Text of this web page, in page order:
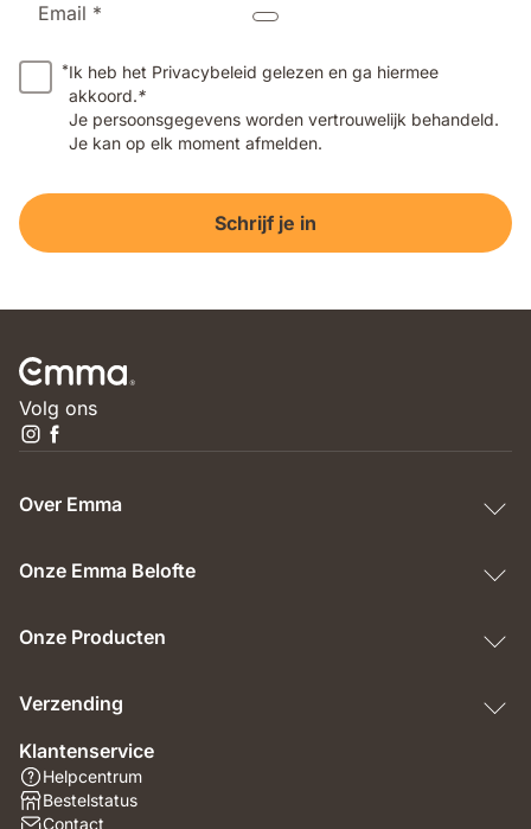
Email *
*Ik heb het Privacybeleid gelezen en ga hiermee
akkoord.*
Je persoonsgegevens worden vertrouwelijk behandeld.
Je kan op elk moment afmelden.
Schrijf je in
Volg ons
Over Emma
Onze Emma Belofte
Onze Producten
Verzending
Klantenservice
Helpcentrum
Bestelstatus
Contact